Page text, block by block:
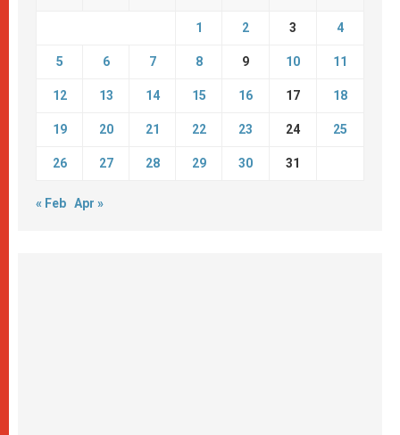
1 2 3 4
5 6 7 8 9 10 11
12 13 14 15 16 17 18
19 20 21 22 23 24 25
26 27 28 29 30 31
« Feb Apr »